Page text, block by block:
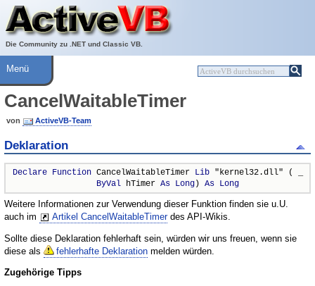
Die Community zu .NET und Classic VB.
Über ActiveVB
Hilfe
Menü
CancelWaitableTimer
von ActiveVB-Team
Deklaration
Declare Function CancelWaitableTimer Lib "kernel32.dll" ( _
ByVal hTimer As Long) As Long
Weitere Informationen zur Verwendung dieser Funktion finden sie u.U.
auch im
Artikel CancelWaitableTimerdes API-Wikis.
Sollte diese Deklaration fehlerhaft sein, würden wir uns freuen, wenn sie
diese als
fehlerhafte Deklaration melden würden.
Zugehörige Tipps